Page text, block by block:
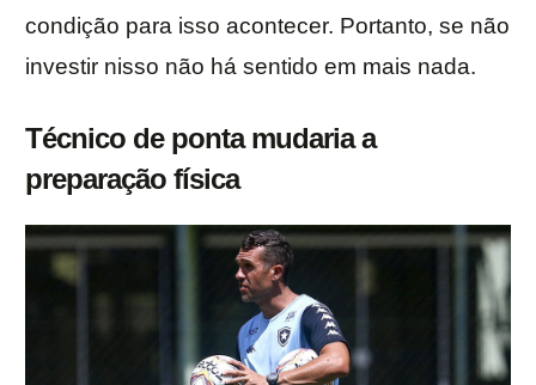
condição para isso acontecer. Portanto, se não
investir nisso não há sentido em mais nada.
Técnico de ponta mudaria a
preparação física